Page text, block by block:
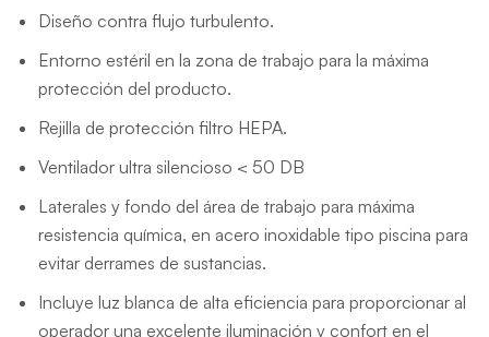
Diseño contra flujo turbulento.
Entorno estéril en la zona de trabajo para la máxima
protección del producto.
Rejilla de protección filtro HEPA.
Ventilador ultra silencioso < 50 DB
Laterales y fondo del área de trabajo para máxima
resistencia química, en acero inoxidable tipo piscina para
evitar derrames de sustancias.
Incluye luz blanca de alta eficiencia para proporcionar al
operador una excelente iluminación y confort en el